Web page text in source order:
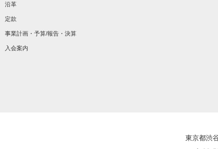
沿革
定款
事業計画・予算/報告・決算
入会案内
東京都渋